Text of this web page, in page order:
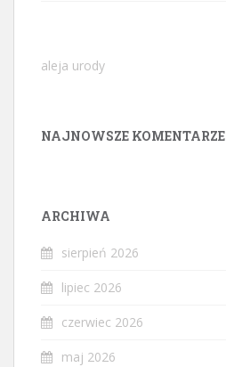
aleja urody
NAJNOWSZE KOMENTARZE
ARCHIWA
sierpień 2026
lipiec 2026
czerwiec 2026
maj 2026